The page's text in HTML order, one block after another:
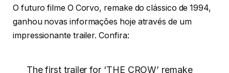
O futuro filme O Corvo, remake do clássico de 1994,
ganhou novas informações hoje através de um
impressionante trailer. Confira:
The first trailer for ‘THE CROW’ remake